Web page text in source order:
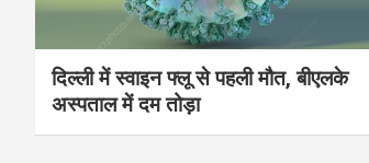
दिल्ली में स्वाइन फ्लू से पहली मौत, बीएलके
अस्पताल में दम तोड़ा